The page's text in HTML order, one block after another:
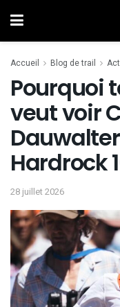
Accueil Blog de trail
Pourquoi
veut voir
Hardrock
28 juillet 2026